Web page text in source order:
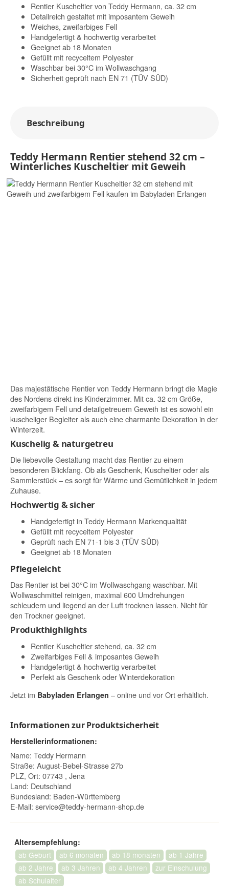
Rentier Kuscheltier von Teddy Hermann, ca. 32 cm
Detailreich gestaltet mit imposantem Geweih
Weiches, zweifarbiges Fell
Handgefertigt & hochwertig verarbeitet
Geeignet ab 18 Monaten
Gefüllt mit recyceltem Polyester
Waschbar bei 30°C im Wollwaschgang
Sicherheit geprüft nach EN 71 (TÜV SÜD)
Beschreibung
Teddy Hermann Rentier stehend 32 cm –
Winterliches Kuscheltier mit Geweih
Das majestätische Rentier von Teddy Hermann bringt die Magie
des Nordens direkt ins Kinderzimmer. Mit ca. 32 cm Größe,
zweifarbigem Fell und detailgetreuem Geweih ist es sowohl ein
kuscheliger Begleiter als auch eine charmante Dekoration in der
Winterzeit.
Kuschelig & naturgetreu
Die liebevolle Gestaltung macht das Rentier zu einem
besonderen Blickfang. Ob als Geschenk, Kuscheltier oder als
Sammlerstück – es sorgt für Wärme und Gemütlichkeit in jedem
Zuhause.
Hochwertig & sicher
Handgefertigt in Teddy Hermann Markenqualität
Gefüllt mit recyceltem Polyester
Geprüft nach EN 71-1 bis 3 (TÜV SÜD)
Geeignet ab 18 Monaten
Pflegeleicht
Das Rentier ist bei 30°C im Wollwaschgang waschbar. Mit
Wollwaschmittel reinigen, maximal 600 Umdrehungen
schleudern und liegend an der Luft trocknen lassen. Nicht für
den Trockner geeignet.
Produkthighlights
Rentier Kuscheltier stehend, ca. 32 cm
Zweifarbiges Fell & imposantes Geweih
Handgefertigt & hochwertig verarbeitet
Perfekt als Geschenk oder Winterdekoration
Jetzt im Babyladen Erlangen – online und vor Ort erhältlich.
Informationen zur Produktsicherheit
Herstellerinformationen:
Name: Teddy Hermann
Straße: August-Bebel-Strasse 27b
PLZ, Ort: 07743 , Jena
Land: Deutschland
Bundesland: Baden-Württemberg
E-Mail: service@teddy-hermann-shop.de
Altersempfehlung:
ab Geburt
ab 6 monaten ab 18 monaten
ab 1 Jahre
ab 2 Jahre
ab 3 Jahren ab 4 Jahren
zur Einschulung
ab Schulalter